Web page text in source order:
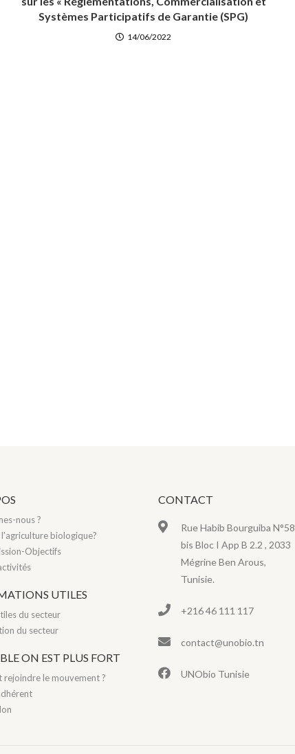
Systèmes Participatifs de Garantie (SPG)
14/06/2022
nous ?
biologique?
Objectifs
UTILES
du secteur
du secteur
ON EST PLUS FORT
rejoindre le mouvement ?
CONTACT
Rue Habib Bourguiba N°58
bis Bloc I App B 2.2 , 2033
Mégrine Ben Arous,
Tunisie.
+216 46 111 117
contact@unobio.tn
UNObio Tunisie